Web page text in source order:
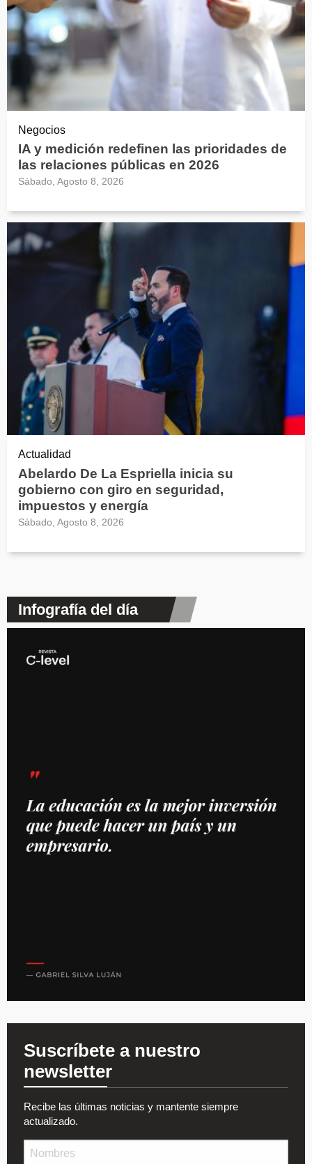
Negocios
IA y medición redefinen las prioridades de
las relaciones públicas en 2026
Sábado, Agosto 8, 2026
Actualidad
Abelardo De La Espriella inicia su
gobierno con giro en seguridad,
impuestos y energía
Sábado, Agosto 8, 2026
Infografía del día
Suscríbete a nuestro
newsletter
Recibe las últimas noticias y mantente siempre
actualizado.